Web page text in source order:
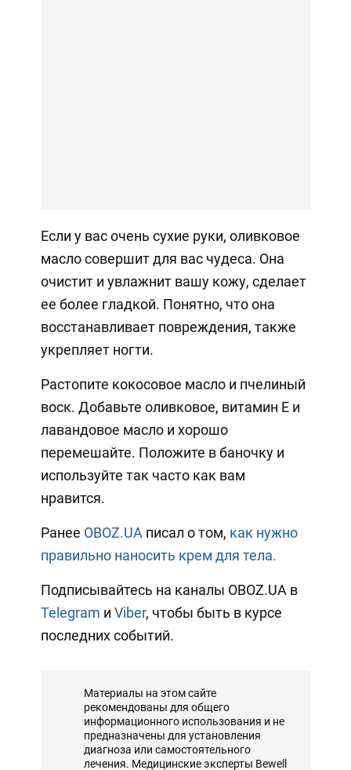
Если у вас очень сухие руки, оливковое
масло совершит для вас чудеса. Она
очистит и увлажнит вашу кожу, сделает
ее более гладкой. Понятно, что она
восстанавливает повреждения, также
укрепляет ногти.
Растопите кокосовое масло и пчелиный
воск. Добавьте оливковое, витамин Е и
лавандовое масло и хорошо
перемешайте. Положите в баночку и
используйте так часто как вам
нравится.
Ранее OBOZ.UA писал о том, как нужно
правильно наносить крем для тела.
Подписывайтесь на каналы OBOZ.UA в
Telegram и Viber, чтобы быть в курсе
последних событий.
Материалы на этом сайте
рекомендованы для общего
информационного использования и не
предназначены для установления
диагноза или самостоятельного
лечения. Медицинские эксперты Bewell